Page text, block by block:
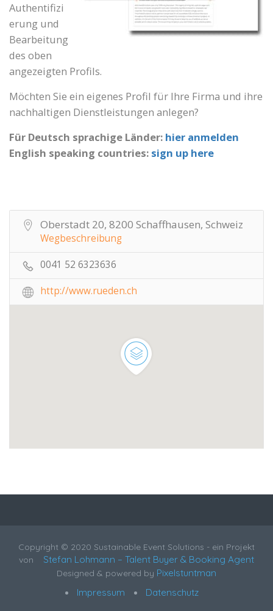
Authentifizi
erung und
Bearbeitung
des oben
angezeigten Profils.
Möchten Sie ein eigenes Profil für Ihre Firma und ihre
nachhaltigen Dienstleistungen anlegen?
Für Deutsch sprachige Länder: hier anmelden
English speaking countries: sign up here
Oberstadt 20, 8200 Schaffhausen, Schweiz
Wegbeschreibung
0041 52 6323636
http://www.rueden.ch
Copyright © 2020 Sustainable Event Solutions - ein Projekt
von
Stefan Lohmann – Talent Buyer & Booking Agent
Designed & powered by Pixelstuntman
Impressum
Datenschutz